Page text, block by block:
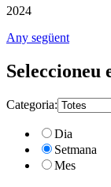
2024
Any següent
Seleccioneu
Categoria:
Dia
Setmana
Mes